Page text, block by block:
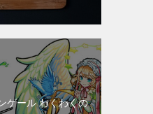
ゲール わくわくの